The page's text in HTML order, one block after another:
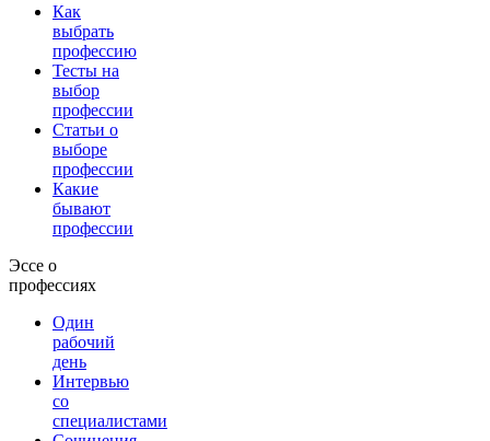
Как
выбрать
профессию
Тесты на
выбор
профессии
Статьи о
выборе
профессии
Какие
бывают
профессии
Эссе о
профессиях
Один
рабочий
день
Интервью
со
специалистами